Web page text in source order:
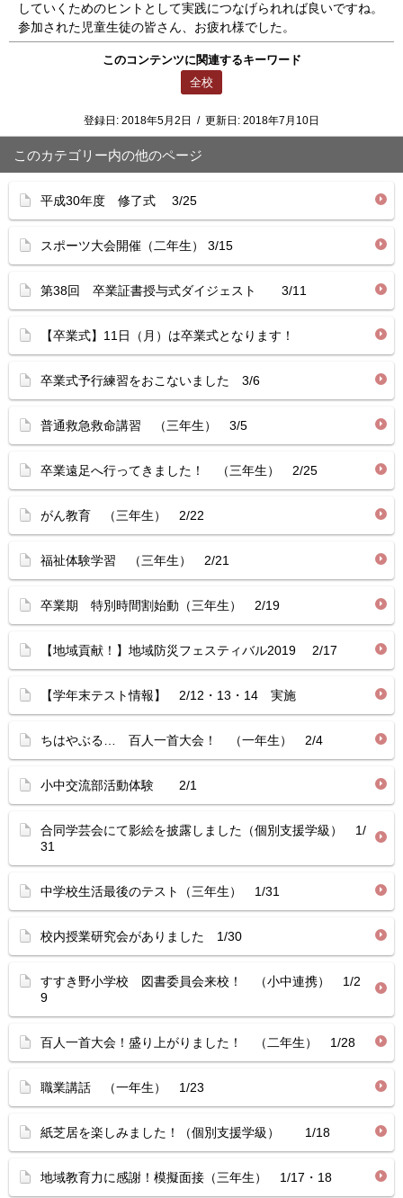
していくためのヒントとして実践につなげられれば良いですね。
参加された児童生徒の皆さん、お疲れ様でした。
このコンテンツに関連するキーワード
全校
登録日: 2018年5月2日 / 更新日: 2018年7月10日
このカテゴリー内の他のページ
平成30年度 修了式 3/25
スポーツ大会開催（二年生） 3/15
第38回 卒業証書授与式ダイジェスト 3/11
【卒業式】11日（月）は卒業式となります！
卒業式予行練習をおこないました 3/6
普通救急救命講習 （三年生） 3/5
卒業遠足へ行ってきました！ （三年生） 2/25
がん教育 （三年生） 2/22
福祉体験学習 （三年生） 2/21
卒業期 特別時間割始動（三年生） 2/19
【地域貢献！】地域防災フェスティバル2019 2/17
【学年末テスト情報】 2/12・13・14 実施
ちはやぶる… 百人一首大会！ （一年生） 2/4
小中交流部活動体験 2/1
合同学芸会にて影絵を披露しました（個別支援学級） 1/
31
中学校生活最後のテスト（三年生） 1/31
校内授業研究会がありました 1/30
すすき野小学校 図書委員会来校！ （小中連携） 1/2
9
百人一首大会！盛り上がりました！ （二年生） 1/28
職業講話 （一年生） 1/23
紙芝居を楽しみました！（個別支援学級） 1/18
地域教育力に感謝！模擬面接（三年生） 1/17・18